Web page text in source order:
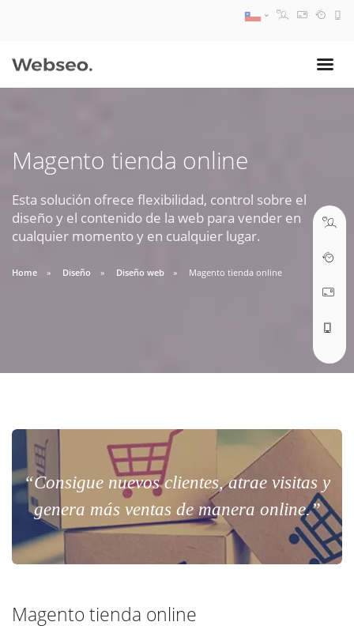
Magento tienda online
Esta solución ofrece flexibilidad, control sobre el
diseño y el contenido de la web para vender en
cualquier momento y en cualquier lugar.
Home Diseño Diseño web Magento tienda online
“Consigue nuevos clientes, atrae visitas y
genera más ventas de manera online.”
Magento tienda online
09:30 AM A 18:30 PM
soporte@webseo.cl
ABRIR TICKET